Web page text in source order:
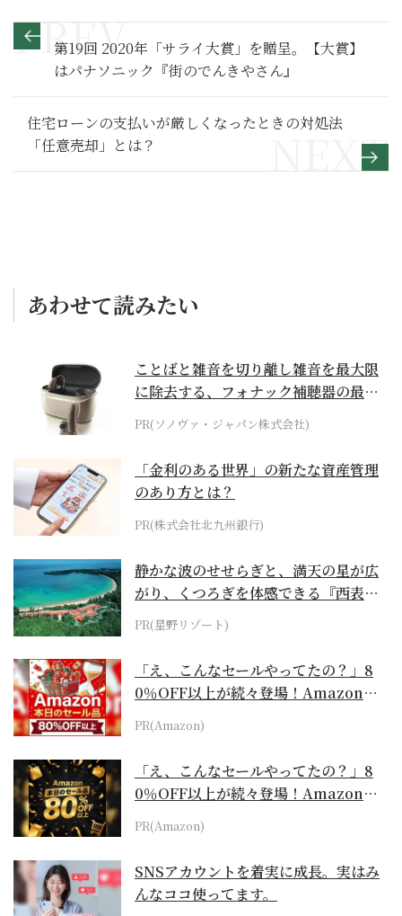
第19回 2020年「サライ大賞」を贈呈。【大賞】
はパナソニック『街のでんきやさん』
住宅ローンの支払いが厳しくなったときの対処法
「任意売却」とは？
あわせて読みたい
ことばと雑音を切り離し雑音を最大限
に除去する、フォナック補聴器の最上
位モデル
PR(ソノヴァ・ジャパン株式会社)
「金利のある世界」の新たな資産管理
のあり方とは？
PR(株式会社北九州銀行)
静かな波のせせらぎと、満天の星が広
がり、くつろぎを体感できる『西表島
ホテル by...
PR(星野リゾート)
「え、こんなセールやってたの？」8
0％OFF以上が続々登場！Amazonの
本気が...
PR(Amazon)
「え、こんなセールやってたの？」8
0％OFF以上が続々登場！Amazonの
本気が...
PR(Amazon)
SNSアカウントを着実に成長。実はみ
んなココ使ってます。